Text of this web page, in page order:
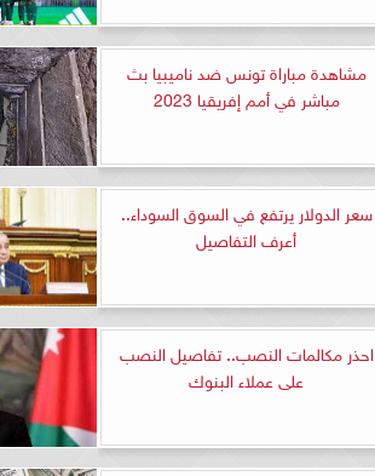
مشاهدة مباراة تونس ضد ناميبيا بث
مباشر في أمم إفريقيا 2023
سعر الدولار يرتفع في السوق السوداء..
أعرف التفاصيل
احذر مكالمات النصب.. تفاصيل النصب
على عملاء البنوك